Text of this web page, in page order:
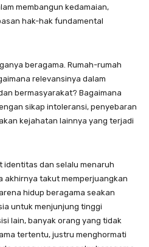
membangun kedamaian,
hak-hak fundamental
beragama. Rumah-rumah
relevansinya dalam
bermasyarakat? Bagaimana
sikap intoleransi, penyebaran
kejahatan lainnya yang terjadi
identitas dan selalu menaruh
akhirnya takut memperjuangkan
hidup beragama seakan
untuk menjunjung tinggi
lain, banyak orang yang tidak
tertentu, justru menghormati